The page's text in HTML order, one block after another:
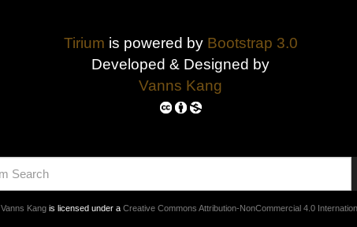
Tirium is powered by Bootstrap 3.0
Developed & Designed by
Vanns Kang
Vanns Kangis licensed under a Creative Commons Attribution-NonCommercial 4.0